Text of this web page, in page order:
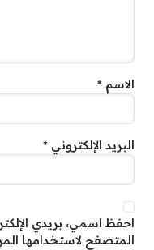
الاسم *
البريد الإلكتروني *
احفظ اسمي، بريدي
المتصفح لاستخدامها